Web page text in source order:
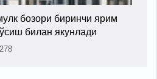
бозори биринчи ярим
билан якунлади
278